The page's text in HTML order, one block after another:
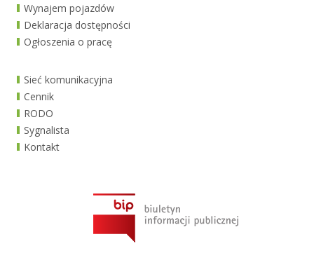
Wynajem pojazdów
Deklaracja dostępności
Ogłoszenia o pracę
Sieć komunikacyjna
Cennik
RODO
Sygnalista
Kontakt